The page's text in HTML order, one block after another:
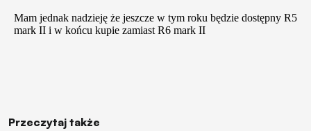
Przeczytaj także